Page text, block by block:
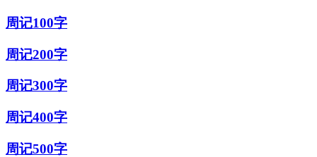
周记100字
周记200字
周记300字
周记400字
周记500字